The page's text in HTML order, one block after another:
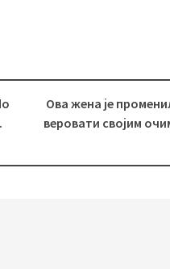
Ова жена је
веровати својим